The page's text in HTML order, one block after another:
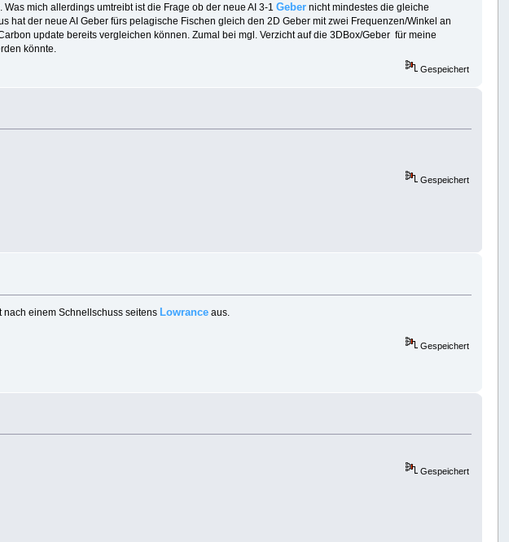
mich allerdings umtreibt ist die Frage ob der neue AI 3-1Geber nicht mindestes die gleiche
hat der neue AI Geber fürs pelagische Fischen gleich den 2D Geber mit zwei Frequenzen/Winkel an
update bereits vergleichen können. Zumal bei mgl. Verzicht auf die 3DBox/Geber für meine
könnte.
Gespeichert
Gespeichert
einem Schnellschuss seitens Lowrance aus.
Gespeichert
Gespeichert